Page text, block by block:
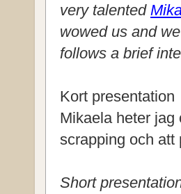
very talented
wowed us and
follows a brief
Kort presentation
Mikaela heter jag
scrapping och att
Short